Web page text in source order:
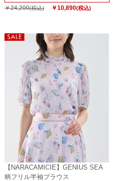
￥24,200(税込) ￥10,890(税込)
【NARACAMICIE】GENIUS SEA
柄フリル半袖ブラウス